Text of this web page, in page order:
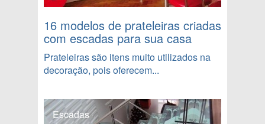
16 modelos de prateleiras criadas
com escadas para sua casa
Prateleiras são itens muito utilizados na
decoração, pois oferecem...
Escadas